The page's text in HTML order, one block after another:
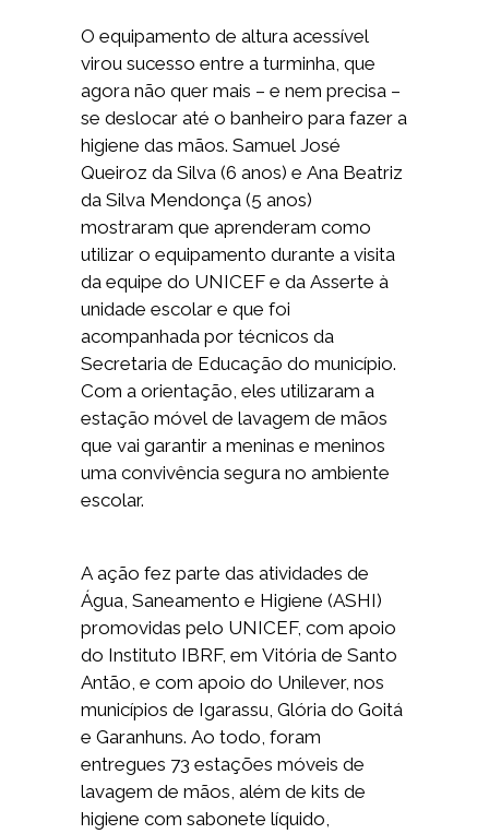
O equipamento de altura acessível
virou sucesso entre a turminha, que
agora não quer mais – e nem precisa –
se deslocar até o banheiro para fazer a
higiene das mãos. Samuel José
Queiroz da Silva (6 anos) e Ana Beatriz
da Silva Mendonça (5 anos)
mostraram que aprenderam como
utilizar o equipamento durante a visita
da equipe do UNICEF e da Asserte à
unidade escolar e que foi
acompanhada por técnicos da
Secretaria de Educação do município.
Com a orientação, eles utilizaram a
estação móvel de lavagem de mãos
que vai garantir a meninas e meninos
uma convivência segura no ambiente
escolar.
A ação fez parte das atividades de
Água, Saneamento e Higiene (ASHI)
promovidas pelo UNICEF, com apoio
do Instituto IBRF, em Vitória de Santo
Antão, e com apoio do Unilever, nos
municípios de Igarassu, Glória do Goitá
e Garanhuns. Ao todo, foram
entregues 73 estações móveis de
lavagem de mãos, além de kits de
higiene com sabonete líquido,